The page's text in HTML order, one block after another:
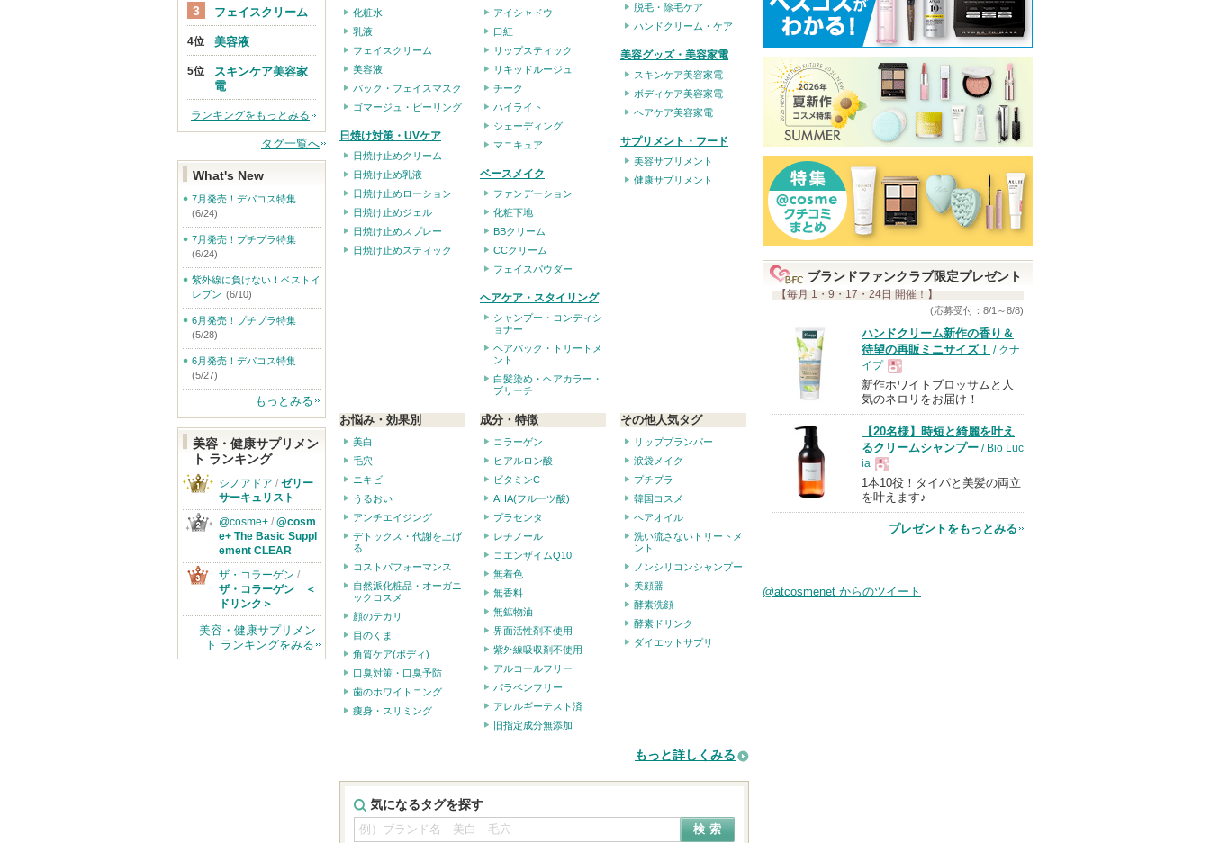
お
入
録
て
い
ま
化粧水
乳液
フェイスクリーム
美容液
パック・フェイスマスク
ゴマージュ・ピーリング
日焼け対策・UVケア
日焼け止めクリーム
日焼け止め乳液
日焼け止めローション
日焼け止めジェル
日焼け止めスプレー
日焼け止めスティック
アイシャドウ
口紅
リップスティック
リキッドルージュ
チーク
ハイライト
シェーディング
マニキュア
ベースメイク
ファンデーション
化粧下地
BBクリーム
CCクリーム
フェイスパウダー
ヘアケア・スタイリング
シャンプー・コンディシ
ョナー
ヘアパック・トリートメ
ント
白髪染め・ヘアカラー・
ブリーチ
脱毛・除毛ケア
ハンドクリーム・ケア
美容グッズ・美容家電
スキンケア美容家電
ボディケア美容家電
ヘアケア美容家電
サプリメント・フード
美容サプリメント
健康サプリメント
お悩み・効果別
美白
毛穴
ニキビ
うるおい
アンチエイジング
デトックス・代謝を上げ
る
コストパフォーマンス
自然派化粧品・オーガニ
ックコスメ
顔のテカリ
目のくま
角質ケア(ボディ)
口臭対策・口臭予防
歯のホワイトニング
痩身・スリミング
成分・特徴
コラーゲン
ヒアルロン酸
ビタミンC
AHA(フルーツ酸)
プラセンタ
レチノール
コエンザイムQ10
無着色
無香料
無鉱物油
界面活性剤不使用
紫外線吸収剤不使用
アルコールフリー
パラベンフリー
アレルギーテスト済
旧指定成分無添加
その他人気タグ
リッププランパー
涙袋メイク
プチプラ
韓国コスメ
ヘアオイル
洗い流さないトリートメ
ント
ノンシリコンシャンプー
美顔器
酵素洗顔
酵素ドリンク
ダイエットサプリ
もっと詳しくみる
気になるタグを探す
ブランドファンクラブ限定プレゼント
【毎月 1・9・17・24日 開催！】
(応募受付：8/1～8/8)
ハンドクリーム新作の香り＆
待望の再販ミニサイズ！ / クナ
イプ
現
品
新作ホワイトブロッサムと人
気のネロリをお届け！
【20名様】時短と綺麗を叶え
るクリームシャンプー / Bio Luc
ia
現
1本10役！タイパと美髪の両立
を叶えます♪
プレゼントをもっとみる
@atcosmenet からのツイート
フェイスクリーム
美容液
スキンケア美容家
電
ランキングをもっとみる
タグ一覧へ
What's New
7月発売！デパコス特集
(6/24)
7月発売！プチプラ特集
(6/24)
紫外線に負けない！ベストイ
レブン (6/10)
6月発売！プチプラ特集
(5/28)
6月発売！デパコス特集
(5/27)
もっとみる
美容・健康サプリメン
ト ランキング
シノアドア / ゼリー
サーキュリスト
@cosme+ / @cosm
e+ The Basic Suppl
ement CLEAR
ザ・コラーゲン /
ザ・コラーゲン ＜
ドリンク＞
美容・健康サプリメン
ト ランキングをみる